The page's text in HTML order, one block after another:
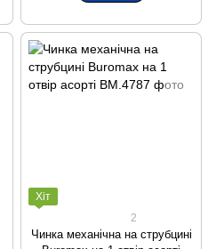
Хіт
2
Чинка механічна на струбцині